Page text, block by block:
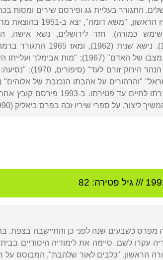
(1945). ב-1947 עלה לירושלים, התגורר בעליית גג ופירסם
האוטוביוגרפי-הגותי
ראשון, 1970); "העשב
1977). ב-1978 התקשר עם מיכל שין,
ספרי שיריו זכה בפרס ביאליק (1990) ובפרס אקו"ם (1994).
/// גיל פטירה: 82
מפרס כשבעים שנה לפני כן והתיישבה בצפת.
עקרו לשם. סיימה את לימודיה היסודיים
הראשון, "כלבים לאור שלהבת", המבוסס